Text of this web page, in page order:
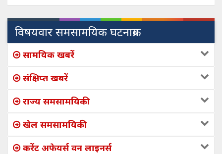
विषयवार समसामयिक घटनाक्रम
सामयिक खबरें
संक्षिप्त खबरें
राज्य समसामयिकी
खेल समसामयिकी
करेंट अफेयर्स वन लाइनर्स